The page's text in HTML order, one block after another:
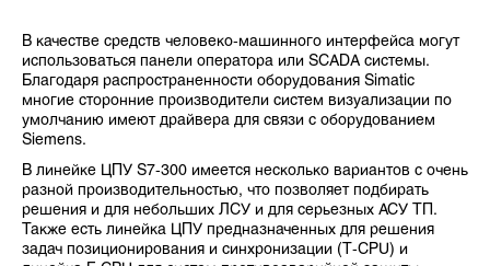
В качестве средств человеко-машинного интерфейса могут
использоваться панели оператора или SCADA системы.
Благодаря распространенности оборудования Simatic
многие сторонние производители систем визуализации по
умолчанию имеют драйвера для связи с оборудованием
Siemens.
В линейке ЦПУ S7-300 имеется несколько вариантов с очень
разной производительностью, что позволяет подбирать
решения и для небольших ЛСУ и для серьезных АСУ ТП.
Также есть линейка ЦПУ предназначенных для решения
задач позиционирования и синхронизации (T-CPU) и